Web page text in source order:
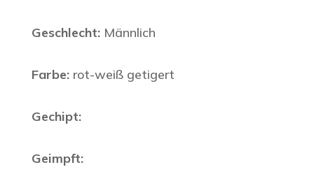
Geschlecht: Männlich
Farbe: rot-weiß getigert
Gechipt:
Geimpft: